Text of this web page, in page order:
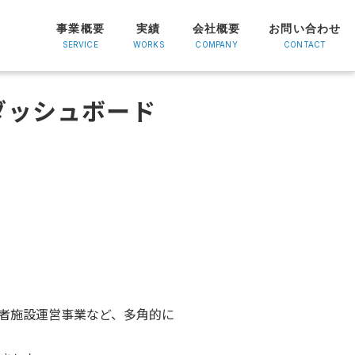
事業概要
SERVICE
実績
WORKS
会社概要
COMPANY
お問い合わせ
CONTACT
シュボード
施設運営事業など、多角的に